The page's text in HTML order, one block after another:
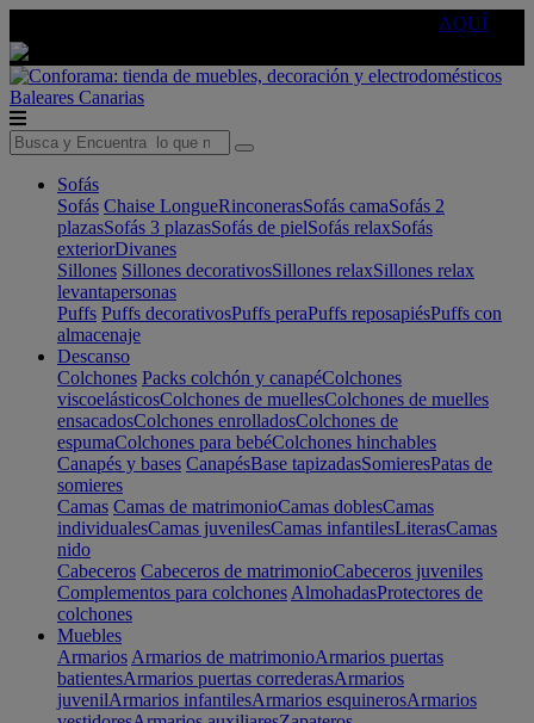
AQUÍ
Baleares Canarias
Sofás
Sofás Chaise LongueRinconerasSofás camaSofás 2
plazasSofás 3 plazasSofás de pielSofás relaxSofás
exteriorDivanes
Sillones Sillones decorativosSillones relaxSillones relax
levantapersonas
Puffs Puffs decorativosPuffs peraPuffs reposapiésPuffs con
almacenaje
Descanso
Colchones Packs colchón y canapéColchones
viscoelásticosColchones de muellesColchones de muelles
ensacadosColchones enrolladosColchones de
espumaColchones para bebéColchones hinchables
Canapés y bases CanapésBase tapizadasSomieresPatas de
somieres
Camas Camas de matrimonioCamas doblesCamas
individualesCamas juvenilesCamas infantilesLiterasCamas
nido
Cabeceros Cabeceros de matrimonioCabeceros juveniles
Complementos para colchones AlmohadasProtectores de
colchones
Muebles
Armarios Armarios de matrimonioArmarios puertas
batientesArmarios puertas correderasArmarios
juvenilArmarios infantilesArmarios esquinerosArmarios